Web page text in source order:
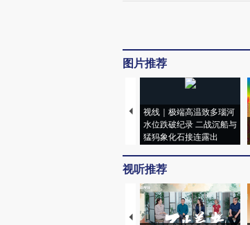
图片推荐
视线｜极端高温致多瑙河
水位跌破纪录 二战沉船与
猛犸象化石接连露出
视听推荐